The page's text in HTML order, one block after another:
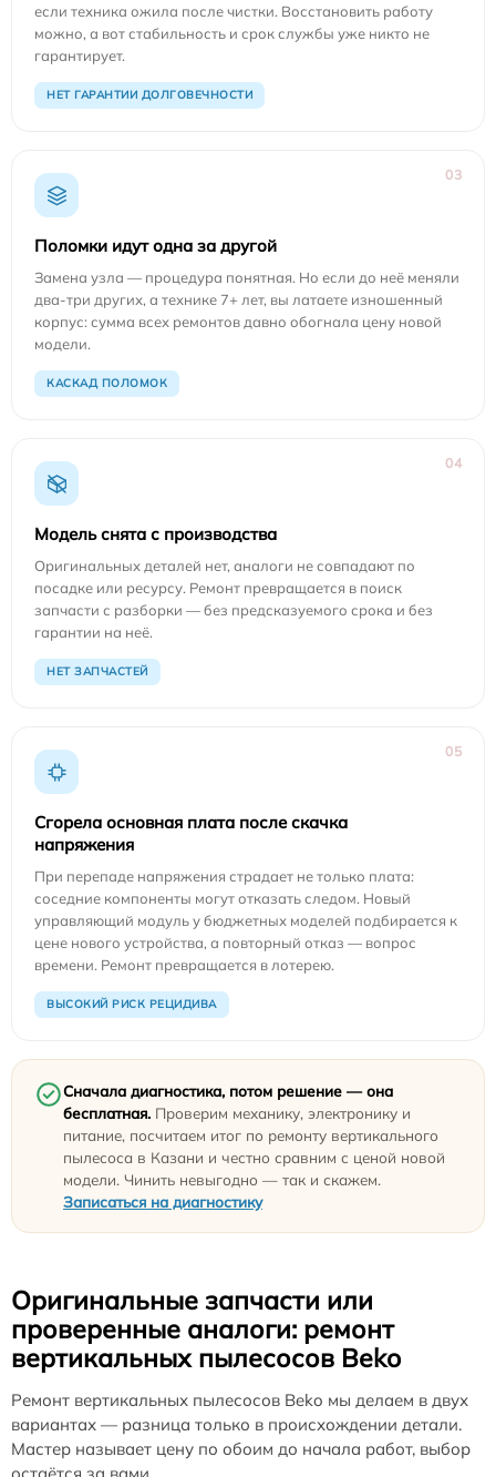
если техника ожила после чистки. Восстановить работу
можно, а вот стабильность и срок службы уже никто не
гарантирует.
НЕТ ГАРАНТИИ ДОЛГОВЕЧНОСТИ
03
Поломки идут одна за другой
Замена узла — процедура понятная. Но если до неё меняли
два-три других, а технике 7+ лет, вы латаете изношенный
корпус: сумма всех ремонтов давно обогнала цену новой
модели.
КАСКАД ПОЛОМОК
04
Модель снята с производства
Оригинальных деталей нет, аналоги не совпадают по
посадке или ресурсу. Ремонт превращается в поиск
запчасти с разборки — без предсказуемого срока и без
гарантии на неё.
НЕТ ЗАПЧАСТЕЙ
05
Сгорела основная плата после скачка
напряжения
При перепаде напряжения страдает не только плата:
соседние компоненты могут отказать следом. Новый
управляющий модуль у бюджетных моделей подбирается к
цене нового устройства, а повторный отказ — вопрос
времени. Ремонт превращается в лотерею.
ВЫСОКИЙ РИСК РЕЦИДИВА
Сначала диагностика, потом решение — она
бесплатная. Проверим механику, электронику и
питание, посчитаем итог по ремонту вертикального
пылесоса в Казани и честно сравним с ценой новой
модели. Чинить невыгодно — так и скажем.
Записаться на диагностику
Оригинальные запчасти или
проверенные аналоги: ремонт
вертикальных пылесосов Beko
Ремонт вертикальных пылесосов Beko мы делаем в двух
вариантах — разница только в происхождении детали.
Мастер называет цену по обоим до начала работ, выбор